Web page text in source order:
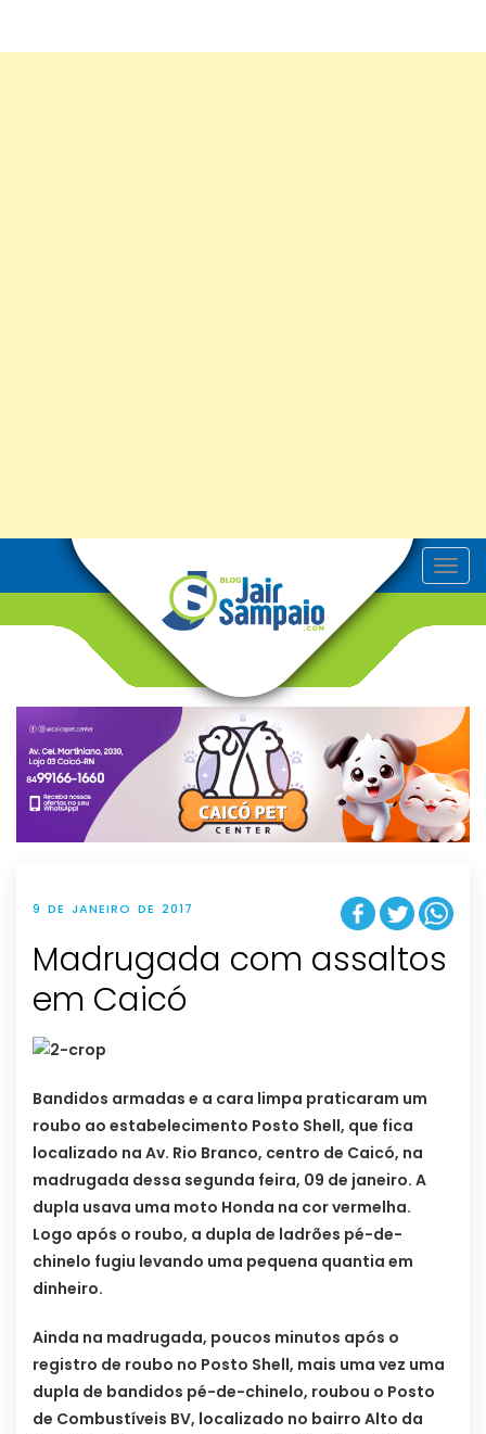
T
o
v
g
t
i
o
n
9 DE JANEIRO DE 2017
Madrugada com assaltos
em Caicó
Bandidos armadas e a cara limpa praticaram um
roubo ao estabelecimento Posto Shell, que fica
localizado na Av. Rio Branco, centro de Caicó, na
madrugada dessa segunda feira, 09 de janeiro. A
dupla usava uma moto Honda na cor vermelha.
Logo após o roubo, a dupla de ladrões pé-de-
chinelo fugiu levando uma pequena quantia em
dinheiro.
Ainda na madrugada, poucos minutos após o
registro de roubo no Posto Shell, mais uma vez uma
dupla de bandidos pé-de-chinelo, roubou o Posto
de Combustíveis BV, localizado no bairro Alto da